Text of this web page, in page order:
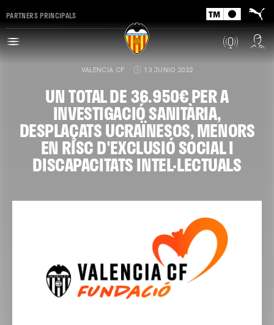
PARTNERS PRINCIPALS
VALENCIA CF 13 JUNIO 2022
UN TOTAL DE 36.950€ PER A
INVESTIGACIÓ SANITÀRIA,
DESPLAÇATS UCRAÏNESOS, MENORS
EN RISC D'EXCLUSIÓ SOCIAL I
DISCAPACITATS INTEL·LECTUALS